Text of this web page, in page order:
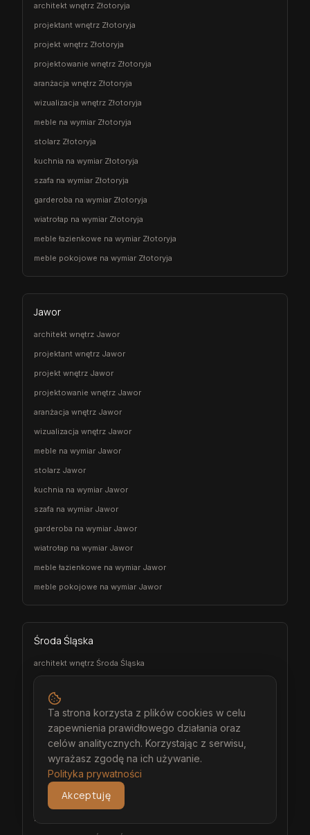
architekt wnętrz Złotoryja
projektant wnętrz Złotoryja
projekt wnętrz Złotoryja
projektowanie wnętrz Złotoryja
aranżacja wnętrz Złotoryja
wizualizacja wnętrz Złotoryja
meble na wymiar Złotoryja
stolarz Złotoryja
kuchnia na wymiar Złotoryja
szafa na wymiar Złotoryja
garderoba na wymiar Złotoryja
wiatrołap na wymiar Złotoryja
meble łazienkowe na wymiar Złotoryja
meble pokojowe na wymiar Złotoryja
Jawor
architekt wnętrz Jawor
projektant wnętrz Jawor
projekt wnętrz Jawor
projektowanie wnętrz Jawor
aranżacja wnętrz Jawor
wizualizacja wnętrz Jawor
meble na wymiar Jawor
stolarz Jawor
kuchnia na wymiar Jawor
szafa na wymiar Jawor
garderoba na wymiar Jawor
wiatrołap na wymiar Jawor
meble łazienkowe na wymiar Jawor
meble pokojowe na wymiar Jawor
Środa Śląska
architekt wnętrz Środa Śląska
projekt wnętrz Środa Śląska
projektowanie wnętrz Środa Śląska
aranżacja wnętrz Środa Śląska
wizualizacja wnętrz Środa Śląska
meble na wymiar Środa Śląska
stolarz Środa Śląska
kuchnia na wymiar Środa Śląska
Ta strona korzysta z plików cookies w celu
zapewnienia prawidłowego działania oraz
celów analitycznych. Korzystając z serwisu,
wyrażasz zgodę na ich używanie.
Polityka prywatności
Akceptuję